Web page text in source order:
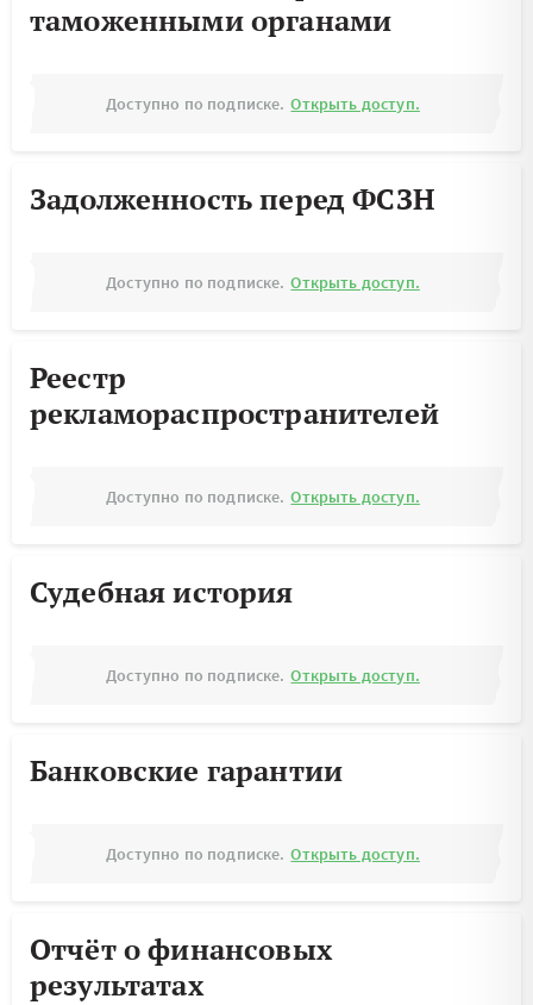
таможенными органами
Доступно по подписке. Открыть доступ.
Задолженность перед ФСЗН
Доступно по подписке. Открыть доступ.
Реестр
рекламораспространителей
Доступно по подписке. Открыть доступ.
Судебная история
Доступно по подписке. Открыть доступ.
Банковские гарантии
Доступно по подписке. Открыть доступ.
Отчёт о финансовых
результатах